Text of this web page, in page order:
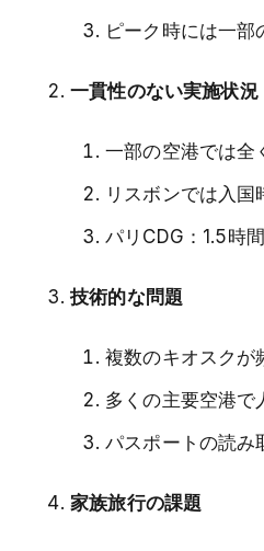
ピーク時には一
一貫性のない実施状況
一部の空港では全
リスボンでは入
パリCDG：1.5時
技術的な問題
複数のキオスクが
多くの主要空港
パスポートの読み
家族旅行の課題